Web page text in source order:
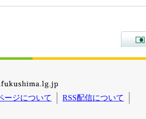
ージについて
RSS配信について